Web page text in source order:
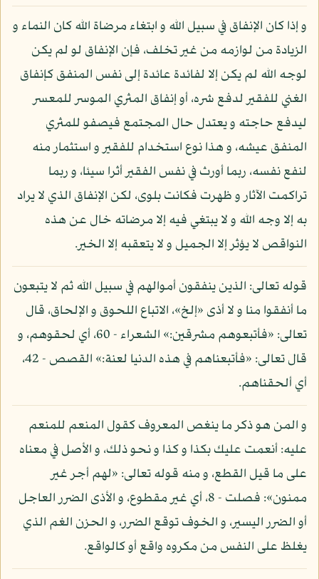
و إذا كان الإنفاق في سبيل الله و ابتغاء مرضاة الله كان النماء و
الزيادة من لوازمه من غير تخلف، فإن الإنفاق لو لم يكن
لوجه الله لم يكن إلا لفائدة عائدة إلى نفس المنفق كإنفاق
الغني للفقير لدفع شره، أو إنفاق المثري الموسر للمعسر
ليدفع حاجته و يعتدل حال المجتمع فيصفو للمثري
المنفق عيشه، و هذا نوع استخدام للفقير و استثمار منه
لنفع نفسه، ربما أورث في نفس الفقير أثرا سيئا، و ربما
تراكمت الآثار و ظهرت فكانت بلوى، لكن الإنفاق الذي لا يراد
به إلا وجه الله و لا يبتغي فيه إلا مرضاته خال عن هذه
النواقص لا يؤثر إلا الجميل و لا يتعقبه إلا الخير.
قوله تعالى: الذين ينفقون أموالهم في سبيل الله ثم لا يتبعون
ما أنفقوا منا و لا أذى «إلخ»، الاتباع اللحوق و الإلحاق، قال
تعالى: «فأتبعوهم مشرقين:» الشعراء - 60، أي لحقوهم، و
قال تعالى: «فأتبعناهم في هذه الدنيا لعنة:» القصص - 42،
أي ألحقناهم.
و المن هو ذكر ما ينغص المعروف كقول المنعم للمنعم
عليه: أنعمت عليك بكذا و كذا و نحو ذلك، و الأصل في معناه
على ما قيل القطع، و منه قوله تعالى: «لهم أجر غير
ممنون»: فصلت - 8، أي غير مقطوع، و الأذى الضرر العاجل
أو الضرر اليسير، و الخوف توقع الضرر، و الحزن الغم الذي
يغلظ على النفس من مكروه واقع أو كالواقع.